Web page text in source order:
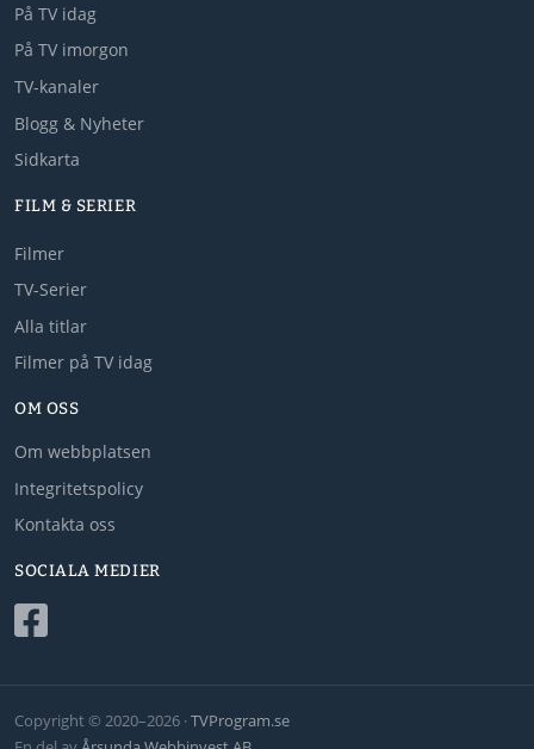
På TV idag
På TV imorgon
TV-kanaler
Blogg & Nyheter
Sidkarta
FILM & SERIER
Filmer
TV-Serier
Alla titlar
Filmer på TV idag
OM OSS
Om webbplatsen
Integritetspolicy
Kontakta oss
SOCIALA MEDIER
Copyright © 2020–2026 ·TVProgram.se